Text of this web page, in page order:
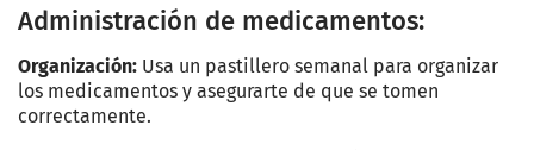
Administración de medicamentos:
Organización: Usa un pastillero semanal para organizar
los medicamentos y asegurarte de que se tomen
correctamente.